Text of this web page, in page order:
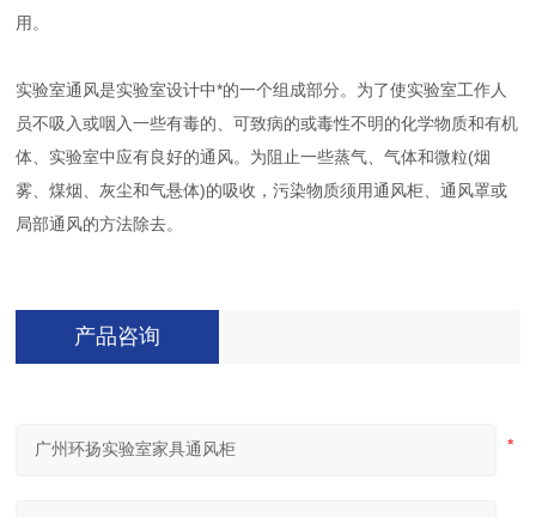
用。
实验室通风是实验室设计中*的一个组成部分。为了使实验室工作人
员不吸入或咽入一些有毒的、可致病的或毒性不明的化学物质和有机
体、实验室中应有良好的通风。为阻止一些蒸气、气体和微粒(烟
雾、煤烟、灰尘和气悬体)的吸收，污染物质须用通风柜、通风罩或
局部通风的方法除去。
产品咨询